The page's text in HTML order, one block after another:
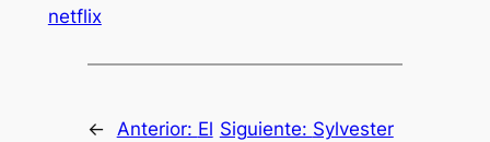
netflix
← Anterior: El Siguiente: Sylvester